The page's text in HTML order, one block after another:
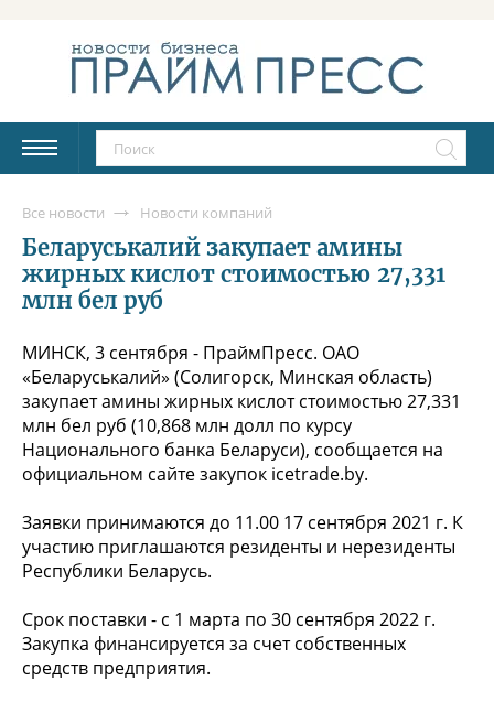
Все новости Новости компаний
Беларуськалий закупает амины
жирных кислот стоимостью 27,331
млн бел руб
МИНСК, 3 сентября - ПраймПресс. ОАО
«Беларуськалий» (Солигорск, Минская область)
закупает амины жирных кислот стоимостью 27,331
млн бел руб (10,868 млн долл по курсу
Национального банка Беларуси), сообщается на
официальном сайте закупок icetrade.by.
Заявки принимаются до 11.00 17 сентября 2021 г. К
участию приглашаются резиденты и нерезиденты
Республики Беларусь.
Срок поставки - с 1 марта по 30 сентября 2022 г.
Закупка финансируется за счет собственных
средств предприятия.